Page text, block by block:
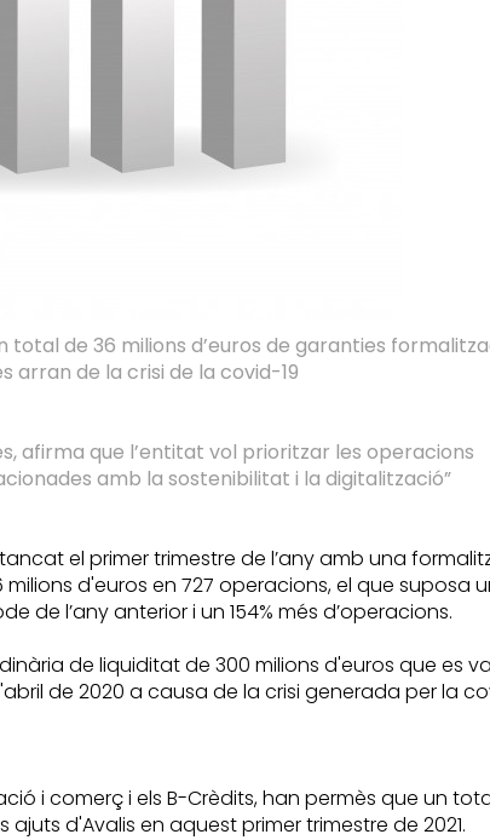
de 36 milions d’euros de garanties
arran de la crisi de la covid-19
afirma que l’entitat vol prioritzar les operacions
amb la sostenibilitat i la digitalització”
el primer trimestre de l’any amb una
d'euros en 727 operacions, el que suposa
de l’any anterior i un 154% més d’operacions.
de liquiditat de 300 milions d'euros que es va
de 2020 a causa de la crisi generada per la
i comerç i els B-Crèdits, han permès que un
d'Avalis en aquest primer trimestre de 2021.